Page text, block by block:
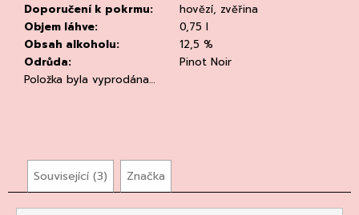
Doporučení k pokrmu:
hovězí, zvěřina
Objem láhve:
0,75 l
Obsah alkoholu:
12,5 %
Odrůda:
Pinot Noir
Položka byla vyprodána…
Související (3) Značka
PROSECCO
DOC
EXTRA-
DRY,
CANTINE
TORRESELLA